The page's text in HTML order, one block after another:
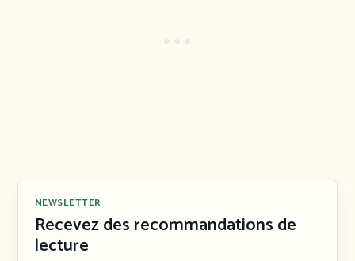
NEWSLETTER
Recevez des recommandations de
lecture